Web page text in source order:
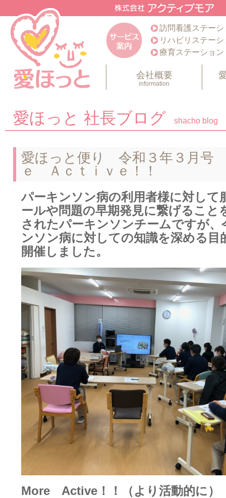
訪問看護ステー
リハビリステー
療育ステーション
会社概要
information
愛ほっと 社長ブログ shacho blog
愛ほっと便り 令和３年３月号
ｅ Ａｃｔｉｖｅ！！
パーキンソン病の利用者様に対して
ールや問題の早期発見に繋げること
されたパーキンソンチームですが、
ンソン病に対しての知識を深める目
開催しました。
More Active ！！
（より活動的に）